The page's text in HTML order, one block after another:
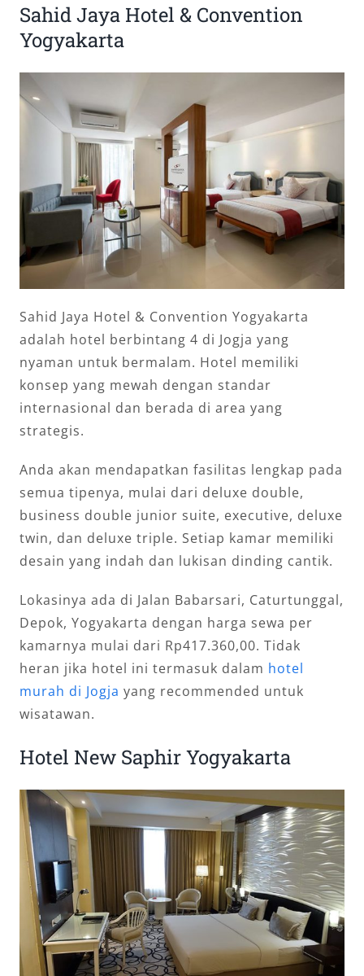
Sahid Jaya Hotel & Convention
Yogyakarta
Sahid Jaya Hotel & Convention Yogyakarta
adalah hotel berbintang 4 di Jogja yang
nyaman untuk bermalam. Hotel memiliki
konsep yang mewah dengan standar
internasional dan berada di area yang
strategis.
Anda akan mendapatkan fasilitas lengkap pada
semua tipenya, mulai dari deluxe double,
business double junior suite, executive, deluxe
twin, dan deluxe triple. Setiap kamar memiliki
desain yang indah dan lukisan dinding cantik.
Lokasinya ada di Jalan Babarsari, Caturtunggal,
Depok, Yogyakarta dengan harga sewa per
kamarnya mulai dari Rp417.360,00. Tidak
heran jika hotel ini termasuk dalam hotel
murah di Jogja yang recommended untuk
wisatawan.
Hotel New Saphir Yogyakarta